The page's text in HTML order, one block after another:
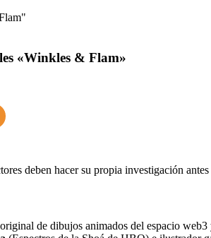
«Winkles & Flam»
deben hacer su propia investigación
de dibujos animados del espacio web3